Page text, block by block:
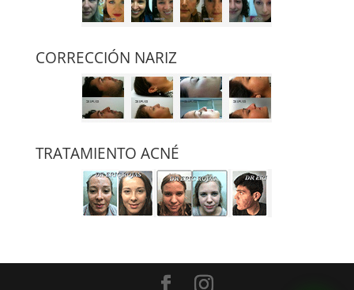
CORRECCIÓN NARIZ
TRATAMIENTO ACNÉ